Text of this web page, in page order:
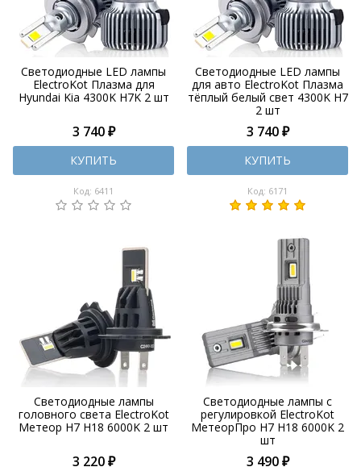
Светодиодные LED лампы
ElectroKot Плазма для
Hyundai Kia 4300K H7K 2 шт
3 740 ₽
КУПИТЬ
Код: 6411
Светодиодные LED лампы
для авто ElectroKot Плазма
тёплый белый свет 4300K H7
2 шт
3 740 ₽
КУПИТЬ
Код: 6171
Светодиодные лампы
головного света ElectroKot
Метеор H7 H18 6000K 2 шт
3 220 ₽
Светодиодные лампы с
регулировкой ElectroKot
МетеорПро H7 H18 6000K 2
шт
3 490 ₽